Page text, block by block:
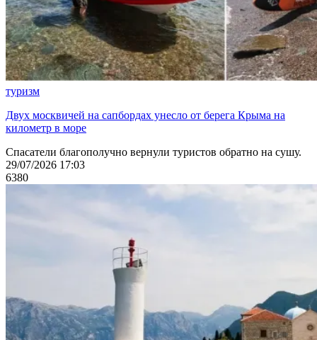
туризм
Двух москвичей на сапбордах унесло от берега Крыма на
километр в море
Спасатели благополучно вернули туристов обратно на сушу.
29/07/2026 17:03
6380